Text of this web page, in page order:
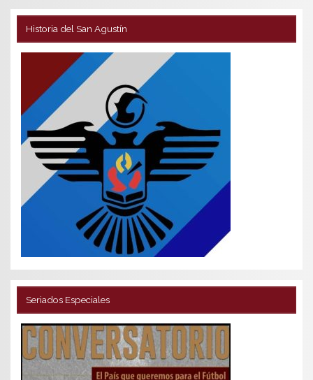
Historia del San Agustín
Seriados Especiales